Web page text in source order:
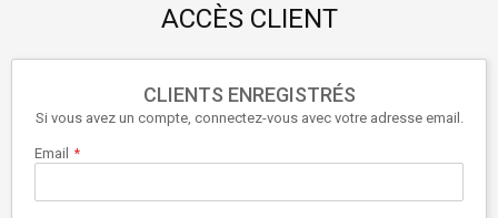
ACCÈS CLIENT
CLIENTS ENREGISTRÉS
Si vous avez un compte, connectez-vous avec votre adresse email.
Email